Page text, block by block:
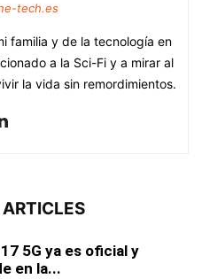
tech.es
familia y de la tecnología en
a la Sci-Fi y a mirar al
la vida sin remordimientos.
5G ya es oficial y
en la...